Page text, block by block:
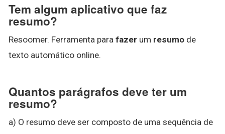
Tem algum aplicativo que faz
resumo?
Resoomer. Ferramenta para fazer um resumo de
texto automático online.
Quantos parágrafos deve ter um
resumo?
a) O resumo deve ser composto de uma sequência de